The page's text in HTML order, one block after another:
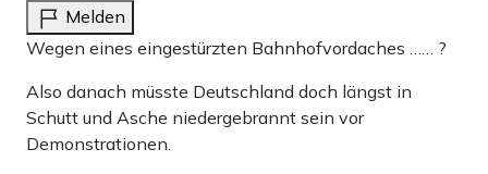
Melden
Wegen eines eingestürzten Bahnhofvordaches …… ?
Also danach müsste Deutschland doch längst in
Schutt und Asche niedergebrannt sein vor
Demonstrationen.